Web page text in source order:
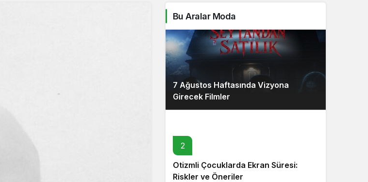
Bu Aralar Moda
7 Ağustos Haftasında Vizyona
Girecek Filmler
2
Otizmli Çocuklarda Ekran Süresi:
Riskler ve Öneriler